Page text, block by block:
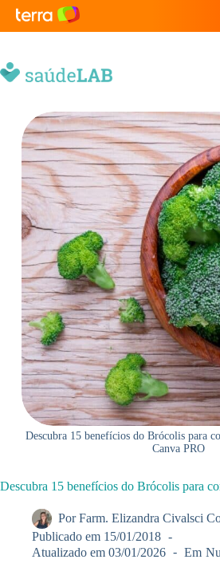
Descubra 15 benefícios do Brócolis para
Canva PRO
Descubra 15 benefícios do Brócolis para
Por Farm. Elizandra Civalsci
Publicado em 15/01/2018
Atualizado em 03/01/2026 Em